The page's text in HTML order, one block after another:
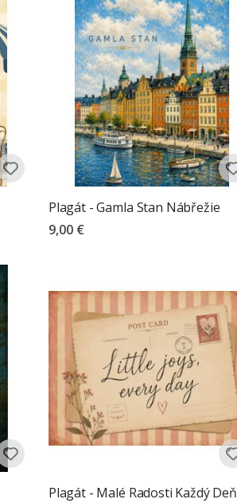
Plagát - Gamla Stan Nábřežie
9,00 €
Plagát - Malé Radosti Každý Deň